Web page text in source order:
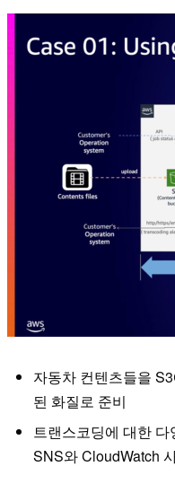
자동차 컨텐츠들을
된 화질로 준비
트랜스코딩에 대한
SNS와 CloudWatch